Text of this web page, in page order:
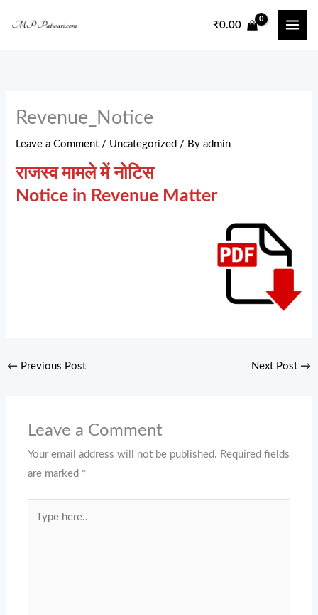
₹0.00
Revenue_Notice
Leave a Comment / Uncategorized / Byadmin
राजस्व मामले में नोटिस
Notice in Revenue Matter
← Previous Post Next Post →
Leave a Comment
Your email address will not be published. Required fields
are marked *